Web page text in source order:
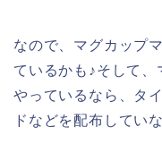
なので、マグカップ
ているかも♪そして
やっているなら、タ
ドなどを配布してい